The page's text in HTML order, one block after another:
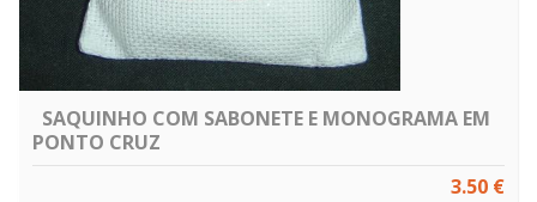
SAQUINHO COM SABONETE E MONOGRAMA EM
PONTO CRUZ
3.50 €